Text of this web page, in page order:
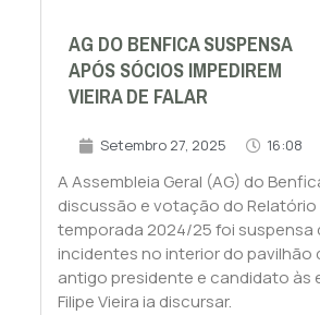
AG DO BENFICA SUSPENSA
APÓS SÓCIOS IMPEDIREM
VIEIRA DE FALAR
Setembro 27, 2025 16:08
A Assembleia Geral (AG) do
discussão e votação do
temporada 2024/25 foi suspensa
incidentes no interior do pavilhão
antigo presidente e candidato às
Filipe Vieira ia discursar.